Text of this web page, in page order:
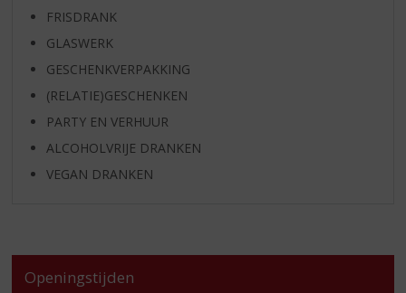
FRISDRANK
GLASWERK
GESCHENKVERPAKKING
(RELATIE)GESCHENKEN
PARTY EN VERHUUR
ALCOHOLVRIJE DRANKEN
VEGAN DRANKEN
Openingstijden